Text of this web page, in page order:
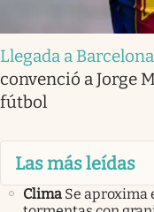
Llegada a Barcelona
convenció a Jorge
fútbol
Las más leídas
Clima Se aproxima